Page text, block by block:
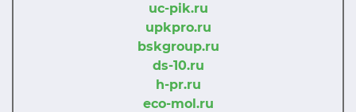
uc-pik.ru
upkpro.ru
bskgroup.ru
ds-10.ru
h-pr.ru
eco-mol.ru